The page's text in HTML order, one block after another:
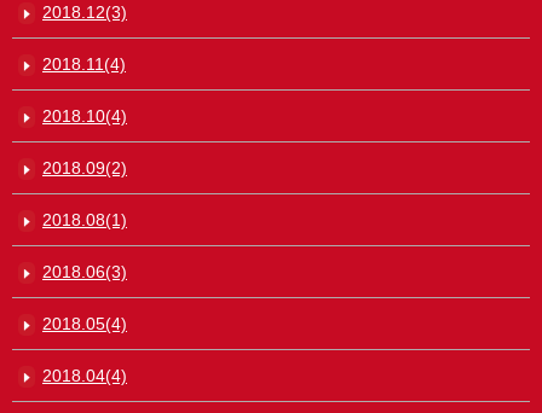
2018.12(3)
2018.11(4)
2018.10(4)
2018.09(2)
2018.08(1)
2018.06(3)
2018.05(4)
2018.04(4)